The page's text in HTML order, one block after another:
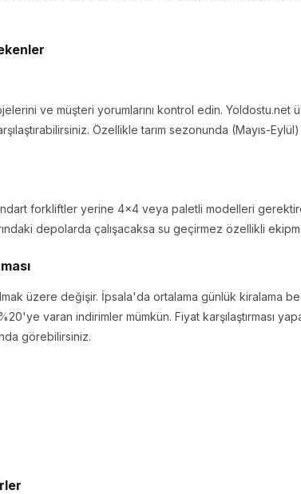
ve müşteri yorumlarını kontrol edin. Yoldostu.net
Özellikle tarım sezonunda (Mayıs-
forkliftler yerine 4x4 veya paletli modelleri
depolarda çalışacaksa su geçirmez özellikli
üzere değişir. İpsala'da ortalama günlük kiralama
varan indirimler mümkün. Fiyat karşılaştırması
görebilirsiniz.